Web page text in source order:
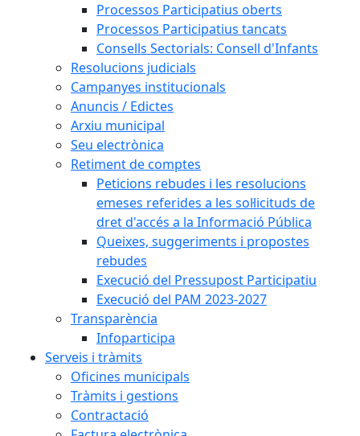
Processos Participatius oberts
Processos Participatius tancats
Consells Sectorials: Consell d'Infants
Resolucions judicials
Campanyes institucionals
Anuncis / Edictes
Arxiu municipal
Seu electrònica
Retiment de comptes
Peticions rebudes i les resolucions
emeses referides a les sol·licituds de
dret d'accés a la Informació Pública
Queixes, suggeriments i propostes
rebudes
Execució del Pressupost Participatiu
Execució del PAM 2023-2027
Transparència
Infoparticipa
Serveis i tràmits
Oficines municipals
Tràmits i gestions
Contractació